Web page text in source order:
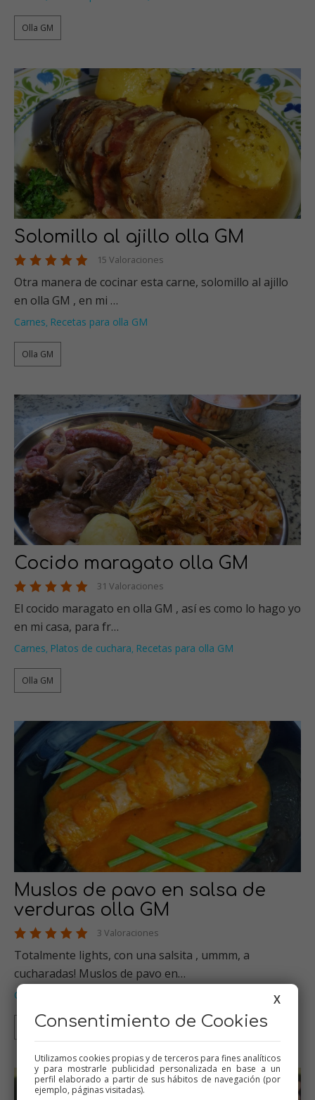
Olla GM
Solomillo al ajillo olla GM
15 Valoraciones
Otra manera de cocinar esta carne, solomillo al ajillo
en olla GM , en mi …
Carnes, Recetas para olla GM
Olla GM
Cocido maragato olla GM
31 Valoraciones
El cocido maragato en olla GM , así es como lo hago yo
en mi casa, para fr…
Carnes, Platos de cuchara, Recetas para olla GM
Olla GM
Muslos de pavo en salsa de
verduras olla GM
3 Valoraciones
Totalmente lights, con una salsita , ummm, a
cucharadas! Muslos de pavo en…
Carnes
Olla GM
X
Consentimiento de Cookies
Utilizamos cookies propias y de terceros para fines analíticos
y para mostrarle publicidad personalizada en base a un
perfil elaborado a partir de sus hábitos de navegación (por
ejemplo, páginas visitadas).